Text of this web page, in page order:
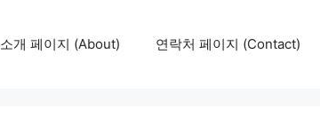
소개 페이지 (About) 연락처 페이지 (Contact)